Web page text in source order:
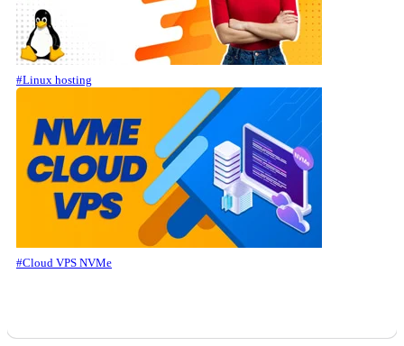
#Linux hosting
#Cloud VPS NVMe